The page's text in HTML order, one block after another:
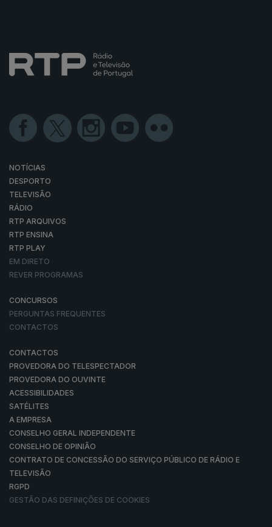
NOTÍCIAS
DESPORTO
TELEVISÃO
RÁDIO
RTP ARQUIVOS
RTP ENSINA
RTP PLAY
EM DIRETO
REVER PROGRAMAS
CONCURSOS
PERGUNTAS FREQUENTES
CONTACTOS
CONTACTOS
PROVEDORA DO TELESPECTADOR
PROVEDORA DO OUVINTE
ACESSIBILIDADES
SATÉLITES
A EMPRESA
CONSELHO GERAL INDEPENDENTE
CONSELHO DE OPINIÃO
CONTRATO DE CONCESSÃO DO SERVIÇO PÚBLICO DE RÁDIO E
TELEVISÃO
RGPD
GESTÃO DAS DEFINIÇÕES DE COOKIES